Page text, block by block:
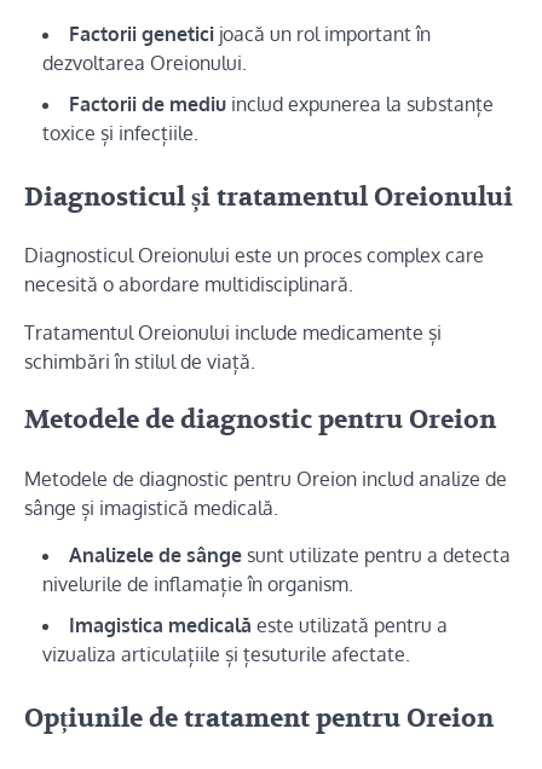
Factorii genetici joacă un rol important în
dezvoltarea Oreionului.
Factorii de mediu includ expunerea la substanțe
toxice și infecțiile.
Diagnosticul și tratamentul Oreionului
Diagnosticul Oreionului este un proces complex care
necesită o abordare multidisciplinară.
Tratamentul Oreionului include medicamente și
schimbări în stilul de viață.
Metodele de diagnostic pentru Oreion
Metodele de diagnostic pentru Oreion includ analize de
sânge și imagistică medicală.
Analizele de sânge sunt utilizate pentru a detecta
nivelurile de inflamație în organism.
Imagistica medicală este utilizată pentru a
vizualiza articulațiile și țesuturile afectate.
Opțiunile de tratament pentru Oreion